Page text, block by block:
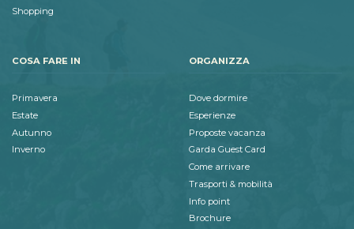
Shopping
COSA FARE IN
Primavera
Estate
Autunno
Inverno
ORGANIZZA
Dove dormire
Esperienze
Proposte vacanza
Garda Guest Card
Come arrivare
Trasporti & mobilità
Info point
Brochure